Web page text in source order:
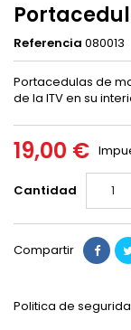
Referencia 080013
Portacedulas de
de la ITV en su
19,00 €
Cantidad
Compartir
Politica de